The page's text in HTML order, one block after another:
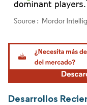
Imagen © Mordor
Desarrollos